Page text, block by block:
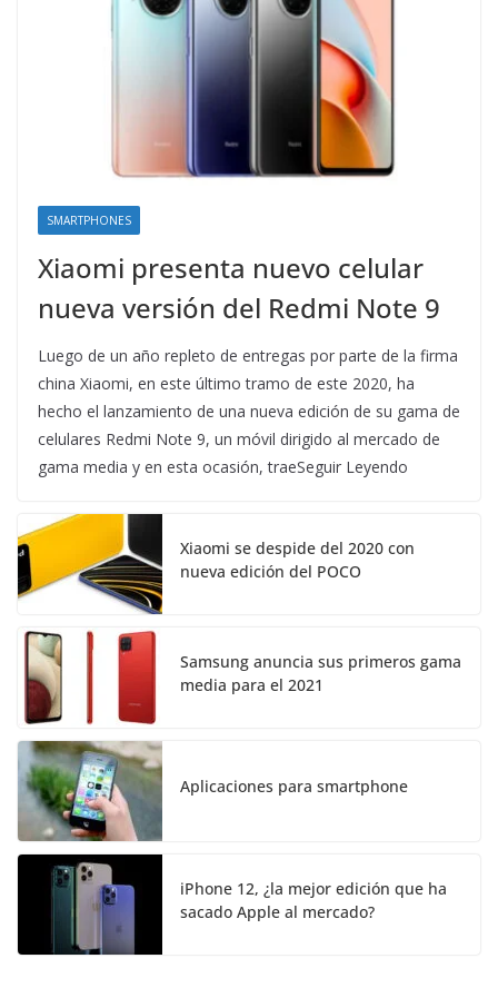
SMARTPHONES
Xiaomi presenta nuevo celular
nueva versión del Redmi Note 9
Luego de un año repleto de entregas por parte de la firma
china Xiaomi, en este último tramo de este 2020, ha
hecho el lanzamiento de una nueva edición de su gama de
celulares Redmi Note 9, un móvil dirigido al mercado de
gama media y en esta ocasión, traeSeguir Leyendo
Xiaomi se despide del 2020 con
nueva edición del POCO
Samsung anuncia sus primeros gama
media para el 2021
Aplicaciones para smartphone
iPhone 12, ¿la mejor edición que ha
sacado Apple al mercado?